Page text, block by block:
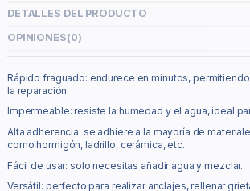
DETALLES DEL PRODUCTO
OPINIONES(0)
Rápido fraguado: endurece en minutos,
la reparación.
Impermeable: resiste la humedad y el agua, ideal
Alta adherencia: se adhiere a la mayoría de
como hormigón, ladrillo, cerámica, etc.
Fácil de usar: solo necesitas añadir agua y mezclar.
Versátil: perfecto para realizar anclajes, rellenar